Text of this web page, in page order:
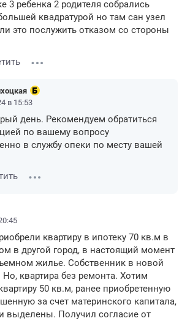
ребенка 2 родителя собрались
квадратурой но там сан узел
это послужить отказом со стороны
в 15:53
день. Рекомендуем обратиться
по вашему вопросу
в службу опеки по месту вашей
квартиру в ипотеку 70 кв.м в
в другой город, в настоящий момент
жилье. Собственник в новой
Но, квартира без ремонта. Хотим
50 кв.м, ранее приобретенную
за счет материнского капитала,
выделены. Получил согласие от